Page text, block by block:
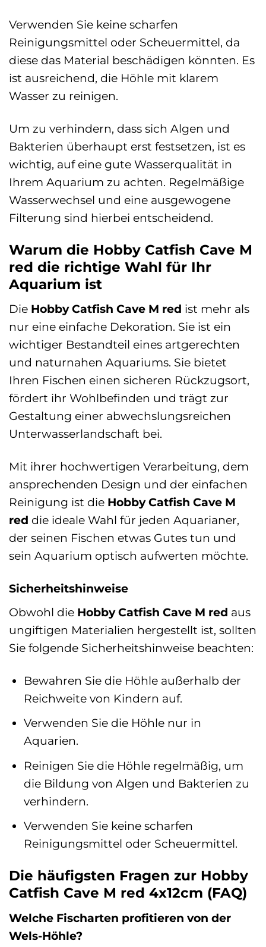
Verwenden Sie keine scharfen
Reinigungsmittel oder Scheuermittel, da
diese das Material beschädigen könnten. Es
ist ausreichend, die Höhle mit klarem
Wasser zu reinigen.
Um zu verhindern, dass sich Algen und
Bakterien überhaupt erst festsetzen, ist es
wichtig, auf eine gute Wasserqualität in
Ihrem Aquarium zu achten. Regelmäßige
Wasserwechsel und eine ausgewogene
Filterung sind hierbei entscheidend.
Warum die Hobby Catfish Cave M
red die richtige Wahl für Ihr
Aquarium ist
Die Hobby Catfish Cave M red ist mehr als
nur eine einfache Dekoration. Sie ist ein
wichtiger Bestandteil eines artgerechten
und naturnahen Aquariums. Sie bietet
Ihren Fischen einen sicheren Rückzugsort,
fördert ihr Wohlbefinden und trägt zur
Gestaltung einer abwechslungsreichen
Unterwasserlandschaft bei.
Mit ihrer hochwertigen Verarbeitung, dem
ansprechenden Design und der einfachen
Reinigung ist die Hobby Catfish Cave M
red die ideale Wahl für jeden Aquarianer,
der seinen Fischen etwas Gutes tun und
sein Aquarium optisch aufwerten möchte.
Sicherheitshinweise
Obwohl die Hobby Catfish Cave M red aus
ungiftigen Materialien hergestellt ist, sollten
Sie folgende Sicherheitshinweise beachten:
Bewahren Sie die Höhle außerhalb der
Reichweite von Kindern auf.
Verwenden Sie die Höhle nur in
Aquarien.
Reinigen Sie die Höhle regelmäßig, um
die Bildung von Algen und Bakterien zu
verhindern.
Verwenden Sie keine scharfen
Reinigungsmittel oder Scheuermittel.
Die häufigsten Fragen zur Hobby
Catfish Cave M red 4x12cm (FAQ)
Welche Fischarten profitieren von der
Wels-Höhle?